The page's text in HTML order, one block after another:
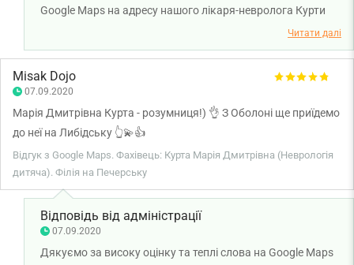
Google Maps на адресу нашого лікаря-невролога Курти
Марії Дмитрівни. Раді чути, що ви залишилися задоволені
візитом. Дякуємо за довіру і щиро бажаємо вам міцного
здоров'я!
Читати далі
Misak Dojo
07.09.2020
Марія Дмитрівна Курта - розумниця!) 👌 З Оболоні ще приїдемо
до неї на Либідську 👆💫👍
Відгук з Google Maps. Фахівець: Курта Марія Дмитрівна (Неврологія
дитяча). Філія на Печерську
Відповідь від адміністрації
07.09.2020
Дякуємо за високу оцінку та теплі слова на Google Maps